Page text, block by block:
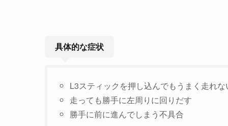
具体的な症状
L3スティックを押し込んでもうまく走れな
走っても勝手に左周りに回りだす
勝手に前に進んでしまう不具合